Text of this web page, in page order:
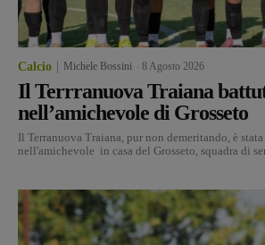
Calcio Michele Bossini 8 Agosto 2026
Il Terrranuova Traiana
nell’amichevole di Grosseto
Il Terranuova Traiana, pur non demeritando, è
nell'amichevole in casa del Grosseto, squadra di